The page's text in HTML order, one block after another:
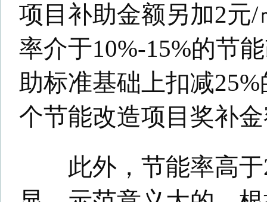
人。采用合同能源管理方式的
为参与节能改造的节能服务公
有权人共同申报。(合建宣 记者